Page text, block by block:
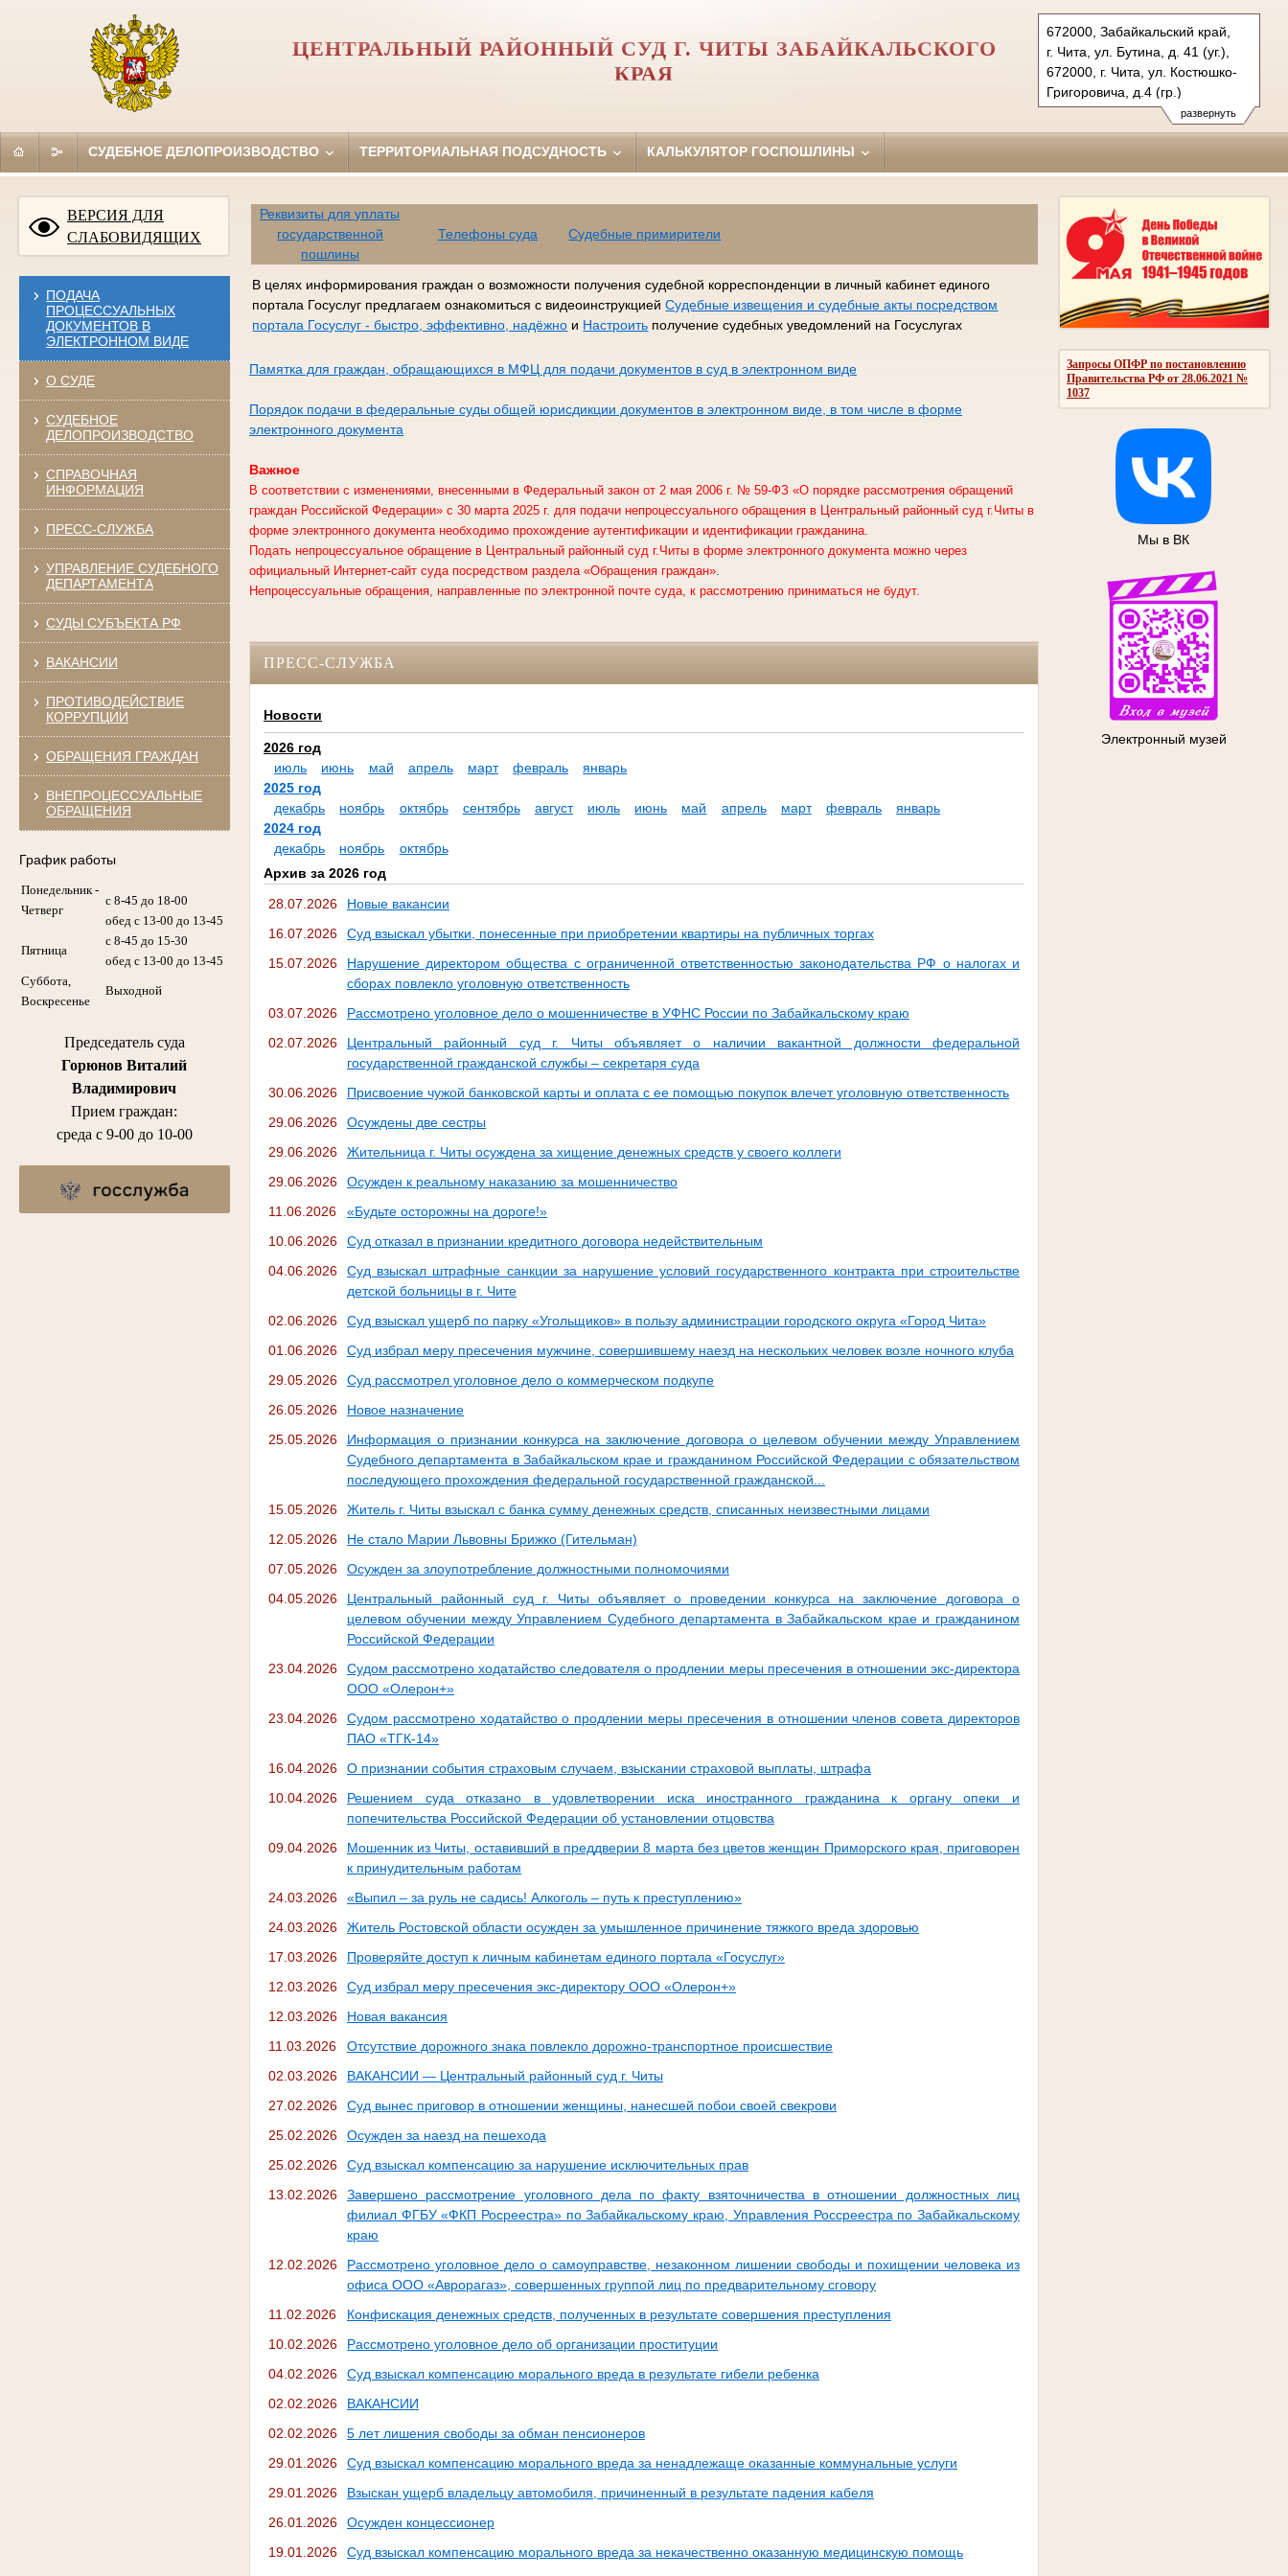
развернуть
672000, Забайкальский край,
г. Чита, ул. Бутина, д. 41 (уг.),
672000, г. Чита, ул. Костюшко-
Григоровича, д.4 (гр.)
Тел.: (3022) 35-56-34(уг.)
21-36-31 ( гр. и админ.), 35-03-
centr.cht@sudrf.ru
ЦЕНТРАЛЬНЫЙ РАЙОННЫЙ СУД Г. ЧИТЫ ЗАБАЙКАЛЬСКОГО
КРАЯ
СУДЕБНОЕ ДЕЛОПРОИЗВОДСТВО ТЕРРИТОРИАЛЬНАЯ ПОДСУДНОСТЬ КАЛЬКУЛЯТОР ГОСПОШЛИНЫ
ВЕРСИЯ ДЛЯ
СЛАБОВИДЯЩИХ
ПОДАЧА
ПРОЦЕССУАЛЬНЫХ
ДОКУМЕНТОВ В
ЭЛЕКТРОННОМ ВИДЕ
О СУДЕ
СУДЕБНОЕ
ДЕЛОПРОИЗВОДСТВО
СПРАВОЧНАЯ
ИНФОРМАЦИЯ
ПРЕСС-СЛУЖБА
УПРАВЛЕНИЕ СУДЕБНОГО
ДЕПАРТАМЕНТА
СУДЫ СУБЪЕКТА РФ
ВАКАНСИИ
ПРОТИВОДЕЙСТВИЕ
КОРРУПЦИИ
ОБРАЩЕНИЯ ГРАЖДАН
ВНЕПРОЦЕССУАЛЬНЫЕ
ОБРАЩЕНИЯ
График работы
Понедельник -
Четверг
с 8-45 до 18-00
обед с 13-00 до 13-45
Пятница
с 8-45 до 15-30
обед с 13-00 до 13-45
Суббота,
Воскресенье
Выходной
Председатель суда
Горюнов Виталий
Владимирович
Прием граждан:
среда с 9-00 до 10-00
Запросы ОПФР по постановлению
Правительства РФ от 28.06.2021 №
1037
Мы в ВК
Электронный музей
Реквизиты для уплаты
государственной
пошлины
Телефоны суда Судебные примирители
В целях информирования граждан о возможности получения судебной корреспонденции в личный кабинет единого
портала Госуслуг предлагаем ознакомиться с видеоинструкциейСудебные извещения и судебные акты посредством
портала Госуслуг - быстро, эффективно, надёжно и Настроить получение судебных уведомлений на Госуслугах
Памятка для граждан, обращающихся в МФЦ для подачи документов в суд в электронном виде
Порядок подачи в федеральные суды общей юрисдикции документов в электронном виде, в том числе в форме
электронного документа
Важное
В соответствии с изменениями, внесенными в Федеральный закон от 2 мая 2006 г. № 59-ФЗ «О порядке рассмотрения обращений
граждан Российской Федерации» с 30 марта 2025 г. для подачи непроцессуального обращения в
Центральный районный суд г.Читыв
форме электронного документа необходимо прохождение аутентификации и идентификации гражданина.
Подать непроцессуальное обращение в Центральный районный суд г.Читы в форме электронного документа можно через
официальный Интернет-сайт суда посредством раздела «Обращения граждан».
Непроцессуальные обращения, направленные по электронной почте суда, к рассмотрению приниматься не будут.
ПРЕСС-СЛУЖБА
Новости
2026 год
июль
июнь май апрель март февраль
январь
2025 год
декабрь
ноябрь октябрь сентябрь август июль июнь май апрель март февраль
январь
2024 год
декабрь
ноябрь
октябрь
Архив за 2026 год
28.07.2026
Новые вакансии
16.07.2026
Суд взыскал убытки, понесенные при приобретении квартиры на публичных торгах
15.07.2026
Нарушение директором общества с ограниченной ответственностью законодательства РФ о налогах и
сборах повлекло уголовную ответственность
03.07.2026
Рассмотрено уголовное дело о мошенничестве в УФНС России по Забайкальскому краю
02.07.2026
Центральный районный суд г. Читы объявляет о наличии вакантной должности федеральной
государственной гражданской службы – секретаря суда
30.06.2026
Присвоение чужой банковской карты и оплата с ее помощью покупок влечет уголовную ответственность
29.06.2026
Осуждены две сестры
29.06.2026
Жительница г. Читы осуждена за хищение денежных средств у своего коллеги
29.06.2026
Осужден к реальному наказанию за мошенничество
11.06.2026
«Будьте осторожны на дороге!»
10.06.2026
Суд отказал в признании кредитного договора недействительным
04.06.2026
Суд взыскал штрафные санкции за нарушение условий государственного контракта при строительстве
детской больницы в г. Чите
02.06.2026
Суд взыскал ущерб по парку «Угольщиков» в пользу администрации городского округа «Город Чита»
01.06.2026
Суд избрал меру пресечения мужчине, совершившему наезд на нескольких человек возле ночного клуба
29.05.2026
Суд рассмотрел уголовное дело о коммерческом подкупе
26.05.2026
Новое назначение
25.05.2026
Информация о признании конкурса на заключение договора о целевом обучении между Управлением
Судебного департамента в Забайкальском крае и гражданином Российской Федерации с обязательством
последующего прохождения федеральной государственной гражданской...
15.05.2026
Житель г. Читы взыскал с банка сумму денежных средств, списанных неизвестными лицами
12.05.2026
Не стало Марии Львовны Брижко (Гительман)
07.05.2026
Осужден за злоупотребление должностными полномочиями
04.05.2026
Центральный районный суд г. Читы объявляет о проведении конкурса на заключение договора о
целевом обучении между Управлением Судебного департамента в Забайкальском крае и гражданином
Российской Федерации
23.04.2026
Судом рассмотрено ходатайство следователя о продлении меры пресечения в отношении экс-директора
ООО «Олерон+»
23.04.2026
Судом рассмотрено ходатайство о продлении меры пресечения в отношении членов совета директоров
ПАО «ТГК-14»
16.04.2026
О признании события страховым случаем, взыскании страховой выплаты, штрафа
10.04.2026
Решением суда отказано в удовлетворении иска иностранного гражданина к органу опеки и
попечительства Российской Федерации об установлении отцовства
09.04.2026
Мошенник из Читы, оставивший в преддверии 8 марта без цветов женщин Приморского края, приговорен
к принудительным работам
24.03.2026
«Выпил – за руль не садись! Алкоголь – путь к преступлению»
24.03.2026
Житель Ростовской области осужден за умышленное причинение тяжкого вреда здоровью
17.03.2026
Проверяйте доступ к личным кабинетам единого портала «Госуслуг»
12.03.2026
Суд избрал меру пресечения экс-директору ООО «Олерон+»
12.03.2026
Новая вакансия
11.03.2026
Отсутствие дорожного знака повлекло дорожно-транспортное происшествие
02.03.2026
ВАКАНСИИ — Центральный районный суд г. Читы
27.02.2026
Суд вынес приговор в отношении женщины, нанесшей побои своей свекрови
25.02.2026
Осужден за наезд на пешехода
25.02.2026
Суд взыскал компенсацию за нарушение исключительных прав
13.02.2026
Завершено рассмотрение уголовного дела по факту взяточничества в отношении должностных лиц
филиал ФГБУ «ФКП Росреестра» по Забайкальскому краю, Управления Россреестра по Забайкальскому
краю
12.02.2026
Рассмотрено уголовное дело о самоуправстве, незаконном лишении свободы и похищении человека из
офиса ООО «Аврорагаз», совершенных группой лиц по предварительному сговору
11.02.2026
Конфискация денежных средств, полученных в результате совершения преступления
10.02.2026
Рассмотрено уголовное дело об организации проституции
04.02.2026
Суд взыскал компенсацию морального вреда в результате гибели ребенка
02.02.2026
ВАКАНСИИ
02.02.2026
5 лет лишения свободы за обман пенсионеров
29.01.2026
Суд взыскал компенсацию морального вреда за ненадлежаще оказанные коммунальные услуги
29.01.2026
Взыскан ущерб владельцу автомобиля, причиненный в результате падения кабеля
26.01.2026
Осужден концессионер
19.01.2026
Суд взыскал компенсацию морального вреда за некачественно оказанную медицинскую помощь